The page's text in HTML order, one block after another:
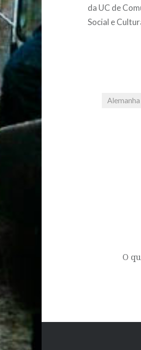
da UC de
Social e
Alemanha
O